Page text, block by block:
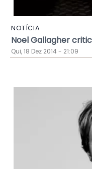
NOTÍCIA
Noel Gallagher
Qui, 18 Dez 2014 - 21:09